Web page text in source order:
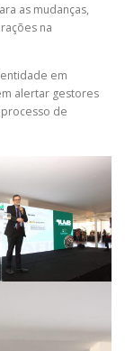
as mudanças,
na
em
alertar gestores
de